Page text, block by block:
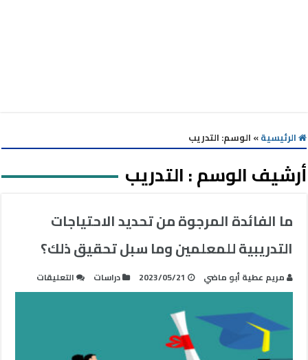
الرئيسية» الوسم: التدريب
أرشيف الوسم :التدريب
ما الفائدة المرجوة من تحديد الاحتياجات
التدريبية للمعلمين وما سبل تحقيق ذلك؟
مريم عطية أبو ماضي 2023/05/21 دراسات التعليقات
ما